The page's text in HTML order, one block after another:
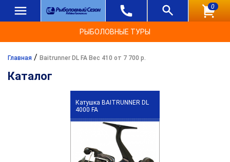
0
РЫБОЛОВНЫЕ ТУРЫ
Главная / Baitrunner DL FA Вес 410 от 7 700 р.
Каталог
Катушка BAITRUNNER DL
4000 FA